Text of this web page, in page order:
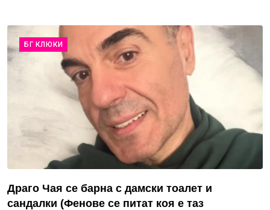
БГ КЛЮКИ
Драго Чая се барна с дамски тоалет и
сандалки (Фенове се питат коя е таз